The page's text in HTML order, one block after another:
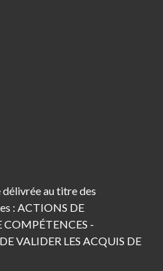
au titre des
: ACTIONS DE
-
VALIDER LES ACQUIS DE